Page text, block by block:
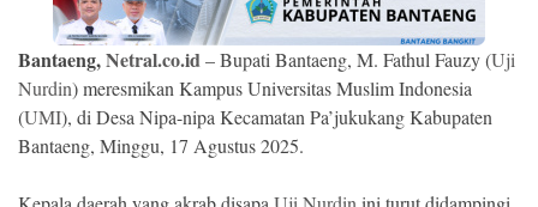
Bantaeng,Netral.co.id– Bupati Bantaeng, M. Fathul Fauzy (Uji
Nurdin) meresmikan Kampus Universitas Muslim Indonesia
(UMI), di Desa Nipa-nipa Kecamatan Pa’jukukang Kabupaten
Bantaeng, Minggu, 17 Agustus 2025.